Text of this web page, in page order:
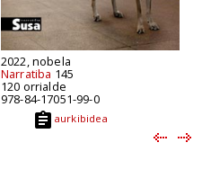
2022, nobela
Narratiba 145
120 orrialde
978-84-17051-99-0
aurkibidea